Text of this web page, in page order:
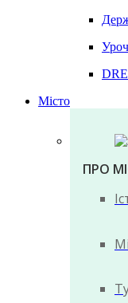
Місто
ПРО